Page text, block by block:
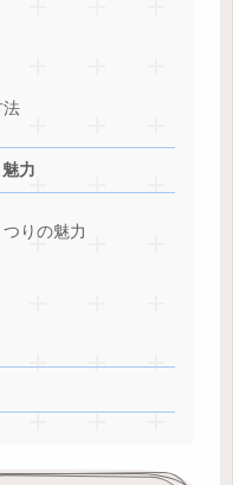
法
力
りの魅力